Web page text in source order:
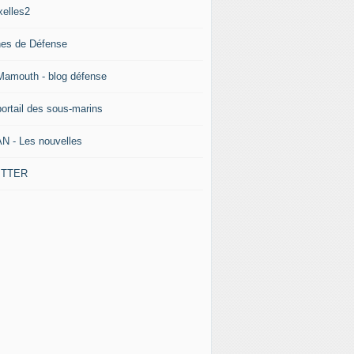
de Défense
- blog défense
des sous-marins
- Les nouvelles